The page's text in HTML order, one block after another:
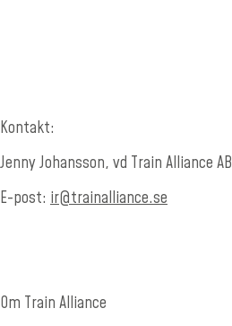
Kontakt:
Jenny Johansson, vd Train Alliance AB
E-post: ir@trainalliance.se
Om Train Alliance